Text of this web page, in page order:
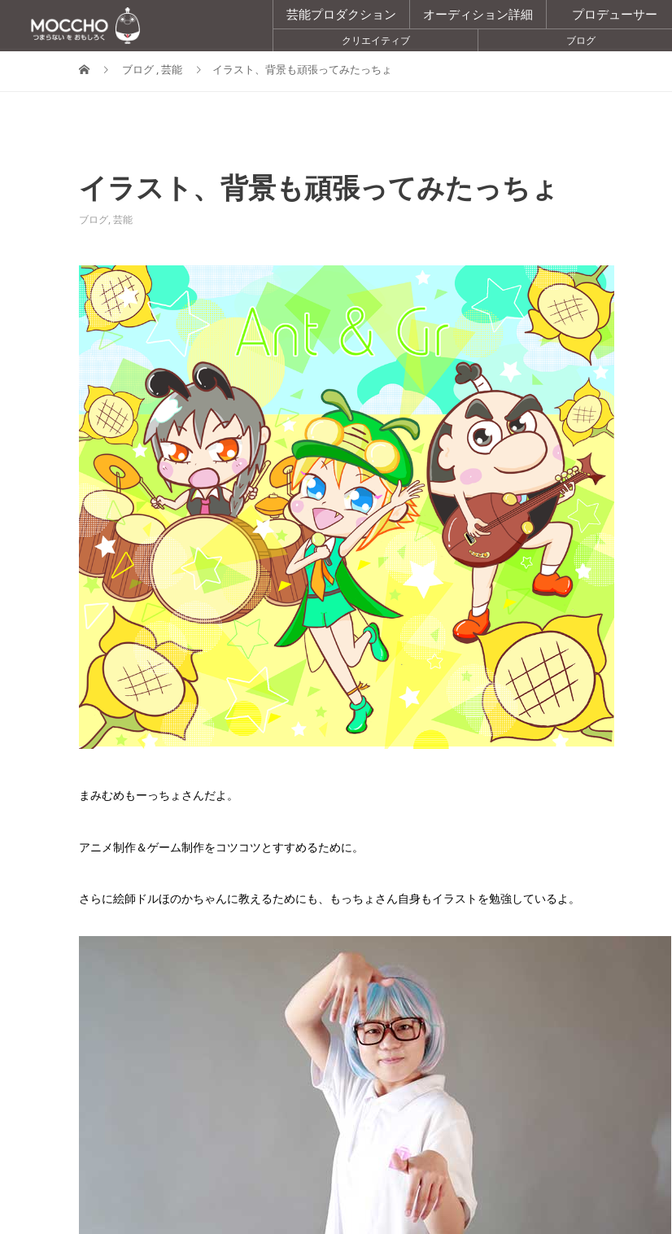
芸能プロダクション オーディション詳細 プロデューサー
クリエイティブ ブログ
ブログ ,芸能 イラスト、背景も頑張ってみたっちょ
イラスト、背景も頑張ってみたっちょ
ブログ, 芸能
まみむめもーっちょさんだよ。
アニメ制作＆ゲーム制作をコツコツとすすめるために。
さらに絵師ドルほのかちゃんに教えるためにも、もっちょさん自身もイラストを勉強しているよ。